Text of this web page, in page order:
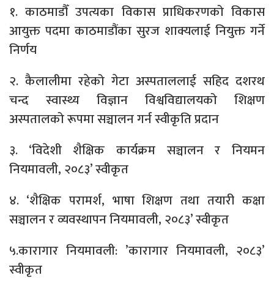
१. काठमाडौँ उपत्यका विकास प्राधिकरणको विकास
आयुक्त पदमा काठमाडौंका सुरज शाक्यलाई नियुक्त गर्ने
निर्णय
२. कैलालीमा रहेको गेटा अस्पताललाई सहिद दशरथ
चन्द स्वास्थ्य विज्ञान विश्वविद्यालयको शिक्षण
अस्पतालको रूपमा सञ्चालन गर्न स्वीकृति प्रदान
३. ‘विदेशी शैक्षिक कार्यक्रम सञ्चालन र नियमन
नियमावली, २०८३’ स्वीकृत
४. ‘शैक्षिक परामर्श, भाषा शिक्षण तथा तयारी कक्षा
सञ्चालन र व्यवस्थापन नियमावली, २०८३’ स्वीकृत
५.कारागार नियमावली: ’कारागार नियमावली, २०८३’
स्वीकृत